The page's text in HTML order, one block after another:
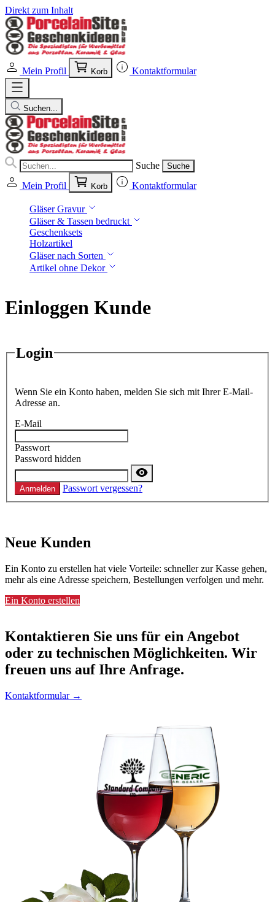
Direkt zum Inhalt
Mein Profil Korb Kontaktformular
Suchen...
Suche Suche
Mein Profil Korb Kontaktformular
Gläser Gravur
Gläser & Tassen bedruckt
Geschenksets
Holzartikel
Gläser nach Sorten
Artikel ohne Dekor
Einloggen Kunde
Login
Wenn Sie ein Konto haben, melden Sie sich mit Ihrer E-Mail-
Adresse an.
E-Mail
Passwort
Password hidden
Anmelden Passwort vergessen?
Neue Kunden
Ein Konto zu erstellen hat viele Vorteile: schneller zur Kasse gehen,
mehr als eine Adresse speichern, Bestellungen verfolgen und mehr.
Ein Konto erstellen
Kontaktieren Sie uns für ein Angebot
oder zu technischen Möglichkeiten. Wir
freuen uns auf Ihre Anfrage.
Kontaktformular →